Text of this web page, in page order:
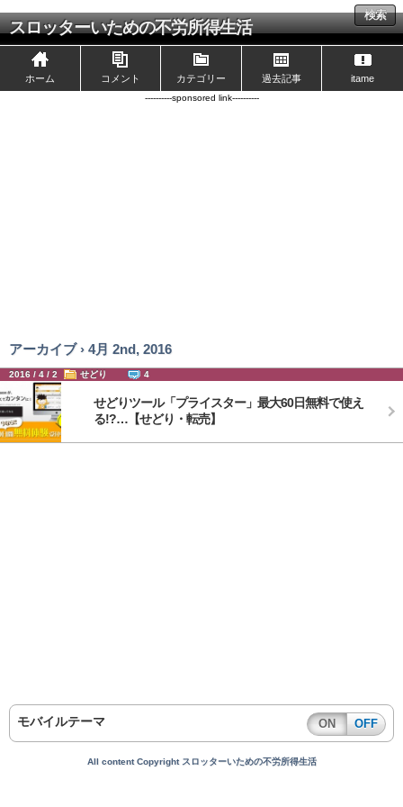
スロッターいための不労所得生活
検索
ホーム コメント カテゴリー 過去記事 itame
----------sponsored link----------
アーカイブ › 4月 2nd, 2016
2016 / 4 / 2 せどり 4
せどりツール「プライスター」最大60日無料で使え
る!?…【せどり・転売】
モバイルテーマ ON OFF
All content Copyright スロッターいための不労所得生活